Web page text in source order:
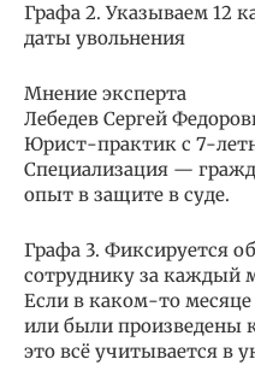
Графа 2. Указываем 12
даты увольнения
Мнение эксперта
Лебедев Сергей
Юрист-практик с 7-
Специализация —
опыт в защите в суде.
Графа 3. Фиксируется
сотруднику за каждый
Если в каком-то
или были произведены
это всё учитывается в